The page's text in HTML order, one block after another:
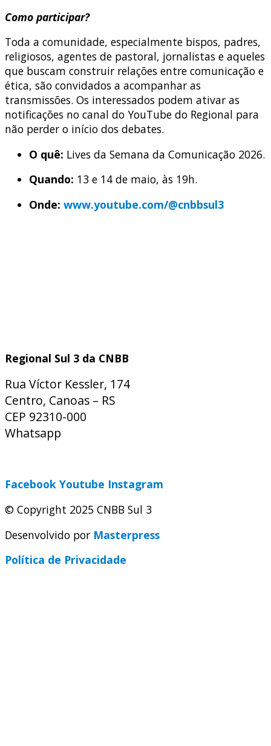
Como participar?
Toda a comunidade, especialmente bispos, padres,
religiosos, agentes de pastoral, jornalistas e aqueles
que buscam construir relações entre comunicação e
ética, são convidados a acompanhar as
transmissões. Os interessados podem ativar as
notificações no canal do YouTube do Regional para
não perder o início dos debates.
O quê: Lives da Semana da Comunicação 2026.
Quando: 13 e 14 de maio, às 19h.
Onde: www.youtube.com/@cnbbsul3
Regional Sul 3 da CNBB
Rua Víctor Kessler, 174
Centro, Canoas – RS
CEP 92310-000
Whatsapp
Facebook Youtube Instagram
© Copyright 2025 CNBB Sul 3
Desenvolvido por Masterpress
Política de Privacidade